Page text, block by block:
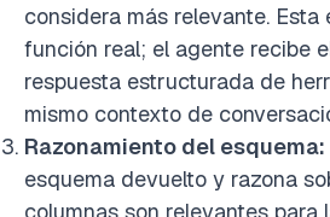
considera más relevante. Esta
función real; el agente recibe
respuesta estructurada de
mismo contexto de
Razonamiento del esquema:
esquema devuelto y razona